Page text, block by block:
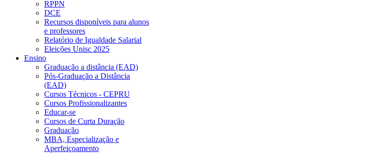
RPPN
DCE
Recursos disponíveis para alunos
e professores
Relatório de Igualdade Salarial
Eleições Unisc 2025
Ensino
Graduação a distância (EAD)
Pós-Graduação a Distância
(EAD)
Cursos Técnicos - CEPRU
Cursos Profissionalizantes
Educar-se
Cursos de Curta Duração
Graduação
MBA, Especialização e
Aperfeiçoamento